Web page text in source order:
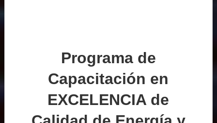
Programa de
Capacitación en
EXCELENCIA de